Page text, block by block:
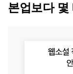
본업보다 몇